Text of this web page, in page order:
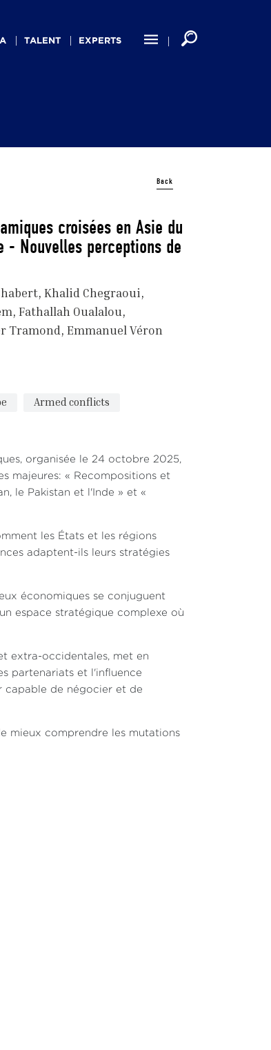
TALENT EXPERTS
Back
croisées en Asie du
- Nouvelles perceptions de
Khalid Chegraoui
Fathallah Oualalou
Tramond Emmanuel Véron
Armed conflicts
organisée le 24 octobre 2025,
majeures: « Recompositions et
le Pakistan et l'Inde » et «
les États et les régions
adaptent-ils leurs stratégies
économiques se conjuguent
espace stratégique complexe où
extra-occidentales, met en
partenariats et l'influence
capable de négocier et de
mieux comprendre les mutations